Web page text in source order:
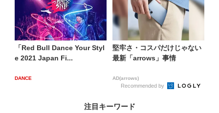
「Red Bull Dance Your Styl
e 2021 Japan Fi...
DANCE
堅牢さ・コスパだけじゃない
最新「arrows」事情
AD(arrows)
Recommended by
注目キーワード